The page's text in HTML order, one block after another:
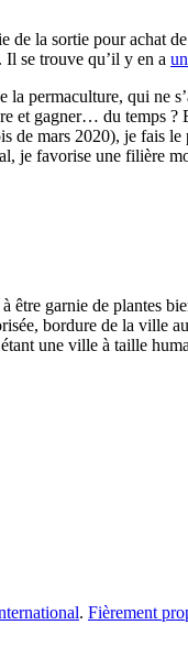
la sortie pour achat
Il se trouve qu’il y en a
permaculture, qui ne
et gagner… du temps ?
de mars 2020), je fais
je favorise une filière
être garnie de plantes
bordure de la ville
une ville à taille
. Fièrement